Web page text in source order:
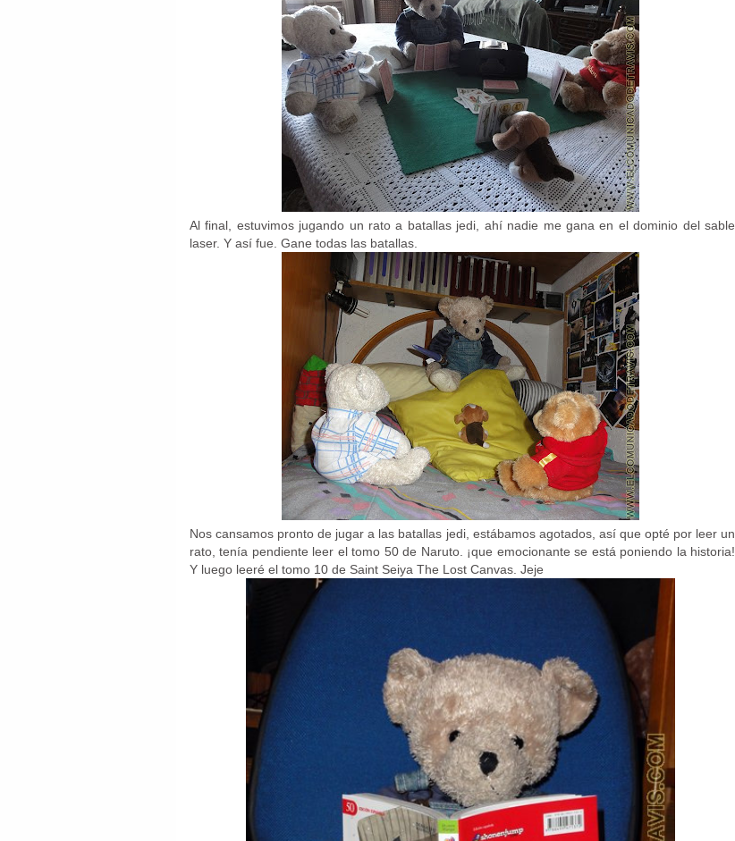
Al final, estuvimos jugando un rato a batallas jedi, ahí nadie me gana en el dominio del sable
laser. Y así fue. Gane todas las batallas.
Nos cansamos pronto de jugar a las batallas jedi, estábamos agotados, así que opté por leer un
rato, tenía pendiente leer el tomo 50 de Naruto. ¡que emocionante se está poniendo la historia!
Y luego leeré el tomo 10 de Saint Seiya The Lost Canvas. Jeje